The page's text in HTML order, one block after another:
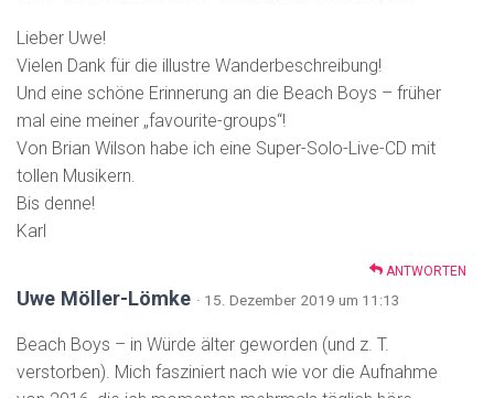
Lieber Uwe!
Vielen Dank für die illustre Wanderbeschreibung!
Und eine schöne Erinnerung an die Beach Boys – früher
mal eine meiner „favourite-groups“!
Von Brian Wilson habe ich eine Super-Solo-Live-CD mit
tollen Musikern.
Bis denne!
Karl
ANTWORTEN
Uwe Möller-Lömke · 15. Dezember 2019 um 11:13
Beach Boys – in Würde älter geworden (und z. T.
verstorben). Mich fasziniert nach wie vor die Aufnahme